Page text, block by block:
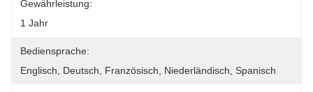
Gewährleistung:
1 Jahr
Bediensprache:
Englisch, Deutsch, Französisch, Niederländisch, Spanisch